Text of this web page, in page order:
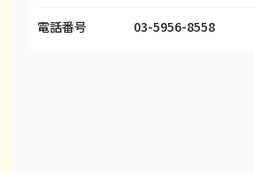
電話番号 03-5956-8558